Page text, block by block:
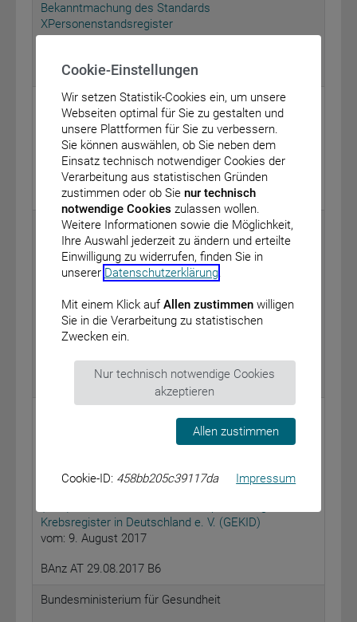
Bekanntmachung des Standards
XPersonenstandsregister
vom: 21. August 2017
BAnz AT 29.08.2017 B3
Bundesministerium der Justiz und für
Verbraucherschutz
Bekanntmachung über den Ausstellungsschutz
vom: 16. August 2017
BAnz AT 29.08.2017 B4
Bundesministerium für Gesundheit
Bekanntmachung eines Beschlusses des
Gemeinsamen Bundesausschusses über eine
Versorgung (MVV-RL): Thulium-Laserresektion
(TmLRP) zur Behandlung des benignen
Prostatasyndroms
BAnz AT 29.08.2017 B5
Bekanntmachung – Modul zur Dokumentation des
einheitlichen onkologischen Datensatzes der
Krebsregister in Deutschland e. V. (GEKID)
vom: 9. August 2017
BAnz AT 29.08.2017 B6
Bundesministerium für Gesundheit
Cookie-Einstellungen
Wir setzen Statistik-Cookies ein, um unsere
Webseiten optimal für Sie zu gestalten und
unsere Plattformen für Sie zu verbessern.
Sie können auswählen, ob Sie neben dem
Einsatz technisch notwendiger Cookies der
Verarbeitung aus statistischen Gründen
zustimmen oder ob Sie nur technisch
notwendige Cookies zulassen wollen.
Weitere Informationen sowie die Möglichkeit,
Ihre Auswahl jederzeit zu ändern und erteilte
Einwilligung zu widerrufen, finden Sie in
unserer Datenschutzerklärung.
Mit einem Klick auf Allen zustimmenwilligen
Sie in die Verarbeitung zu statistischen
Zwecken ein.
Nur technisch notwendige Cookies
akzeptieren
Allen zustimmen
Cookie-ID: 458bb205c39117da Impressum